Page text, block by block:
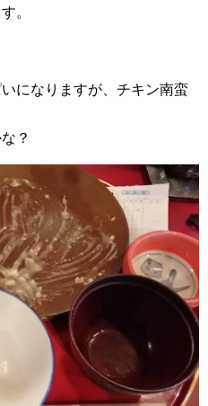
。
になりますが、チキン南蛮
？